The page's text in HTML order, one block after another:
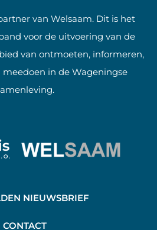
van Welsaam. Dit is het
voor de uitvoering van de
van ontmoeten, informeren,
in de Wageningse
NIEUWSBRIEF
CONTACT